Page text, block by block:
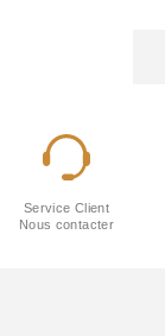
Service Client
Nous contacter